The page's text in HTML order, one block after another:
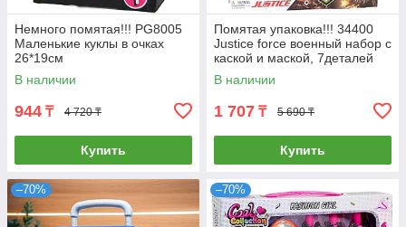
Немного помятая!!! PG8005
Маленькие куклы в очках
26*19см
В наличии
944 ₸ 4 720 ₸
Купить
Помятая упаковка!!! 34400
Justice force военный набор с
каской и маской, 7деталей
47*38см
В наличии
1 707 ₸ 5 690 ₸
Купить
–70% –70%